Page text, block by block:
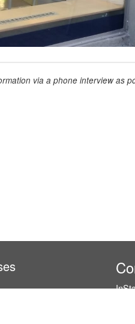
via a phone interview as